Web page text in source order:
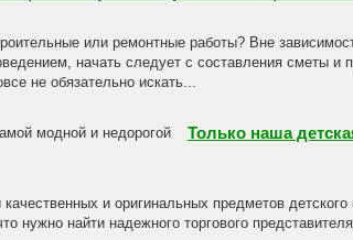
или ремонтные работы? Вне
начать следует с составления сметы и
не обязательно искать...
Только наша
и оригинальных предметов
нужно найти надежного торгового